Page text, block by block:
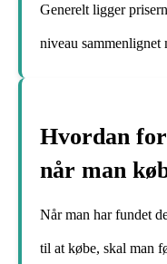
Generelt ligger
niveau sammenlignet
Hvordan
når man
Når man har fundet
til at købe, skal man